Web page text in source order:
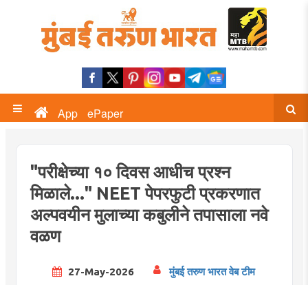
App ePaper
"परीक्षेच्या १० दिवस आधीच प्रश्न
मिळाले..." NEET पेपरफुटी प्रकरणात
अल्पवयीन मुलाच्या कबुलीने तपासाला नवे
वळण
27-May-2026 मुंबई तरुण भारत वेब टीम